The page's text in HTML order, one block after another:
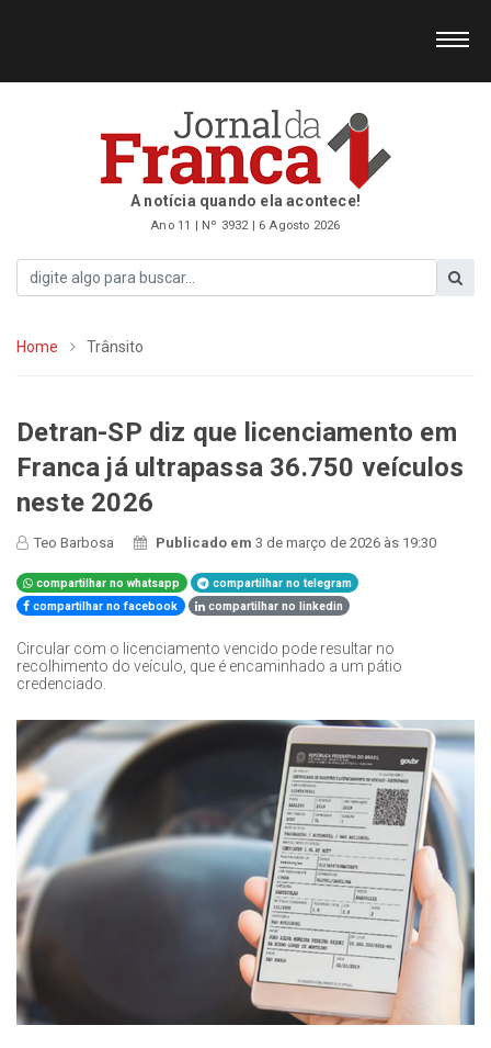
A notícia quando ela acontece!
Ano 11 | Nº 3932 | 6 Agosto 2026
Home Trânsito
Detran-SP diz que licenciamento em
Franca já ultrapassa 36.750 veículos
neste 2026
Teo Barbosa Publicado em3 de março de 2026 às 19:30
compartilhar no whatsapp
compartilhar no telegram
compartilhar no facebook
compartilhar no linkedin
Circular com o licenciamento vencido pode resultar no
recolhimento do veículo, que é encaminhado a um pátio
credenciado.